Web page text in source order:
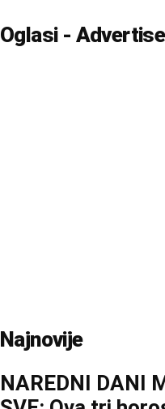
Oglasi -
Najnovije
NAREDNI DANI